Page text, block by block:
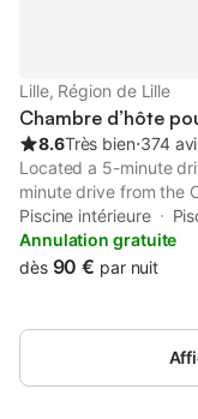
Lille, Région de Lille
Chambre d’hôte
8.6Très bien⋅374
Located a 5-minute
minute drive from the
offers guests free
sauna and a hot tub.
Piscine intérieure
Annulation gratuite
dès 90 € par nuit